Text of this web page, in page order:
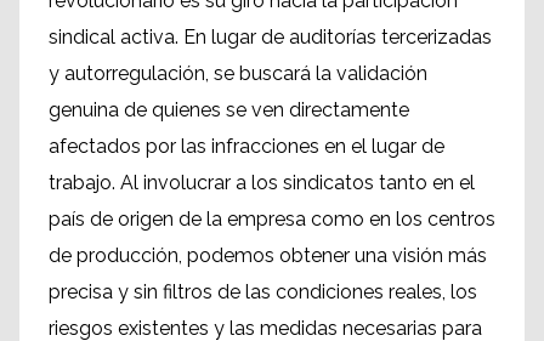
sindical activa. En lugar de auditorías tercerizadas
y autorregulación, se buscará la validación
genuina de quienes se ven directamente
afectados por las infracciones en el lugar de
trabajo. Al involucrar a los sindicatos tanto en el
país de origen de la empresa como en los centros
de producción, podemos obtener una visión más
precisa y sin filtros de las condiciones reales, los
riesgos existentes y las medidas necesarias para